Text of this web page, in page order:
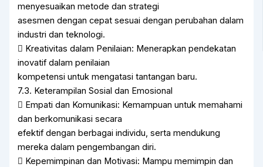
menyesuaikan metode dan strategi
asesmen dengan cepat sesuai dengan perubahan dalam
industri dan teknologi.
 Kreativitas dalam Penilaian: Menerapkan pendekatan
inovatif dalam penilaian
kompetensi untuk mengatasi tantangan baru.
7.3. Keterampilan Sosial dan Emosional
 Empati dan Komunikasi: Kemampuan untuk memahami
dan berkomunikasi secara
efektif dengan berbagai individu, serta mendukung
mereka dalam pengembangan diri.
 Kepemimpinan dan Motivasi: Mampu memimpin dan